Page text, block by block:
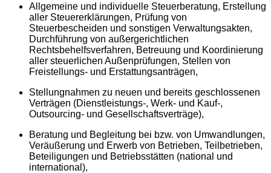
Allgemeine und individuelle Steuerberatung, Erstellung
aller Steuererklärungen, Prüfung von
Steuerbescheiden und sonstigen Verwaltungsakten,
Durchführung von außergerichtlichen
Rechtsbehelfsverfahren, Betreuung und Koordinierung
aller steuerlichen Außenprüfungen, Stellen von
Freistellungs- und Erstattungsanträgen,
Stellungnahmen zu neuen und bereits geschlossenen
Verträgen (Dienstleistungs-, Werk- und Kauf-,
Outsourcing- und Gesellschaftsverträge),
Beratung und Begleitung bei bzw. von Umwandlungen,
Veräußerung und Erwerb von Betrieben, Teilbetrieben,
Beteiligungen und Betriebsstätten (national und
international),